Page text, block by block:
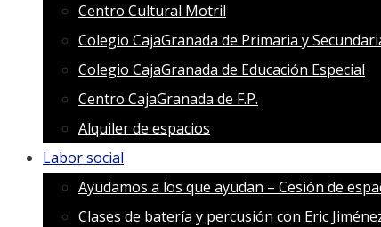
Centro Cultural Motril
Colegio CajaGranada de Primaria y
Colegio CajaGranada de Educación Especial
Centro CajaGranada de F.P.
Alquiler de espacios
Labor social
Ayudamos a los que ayudan – Cesión de
Clases de batería y percusión con Eric